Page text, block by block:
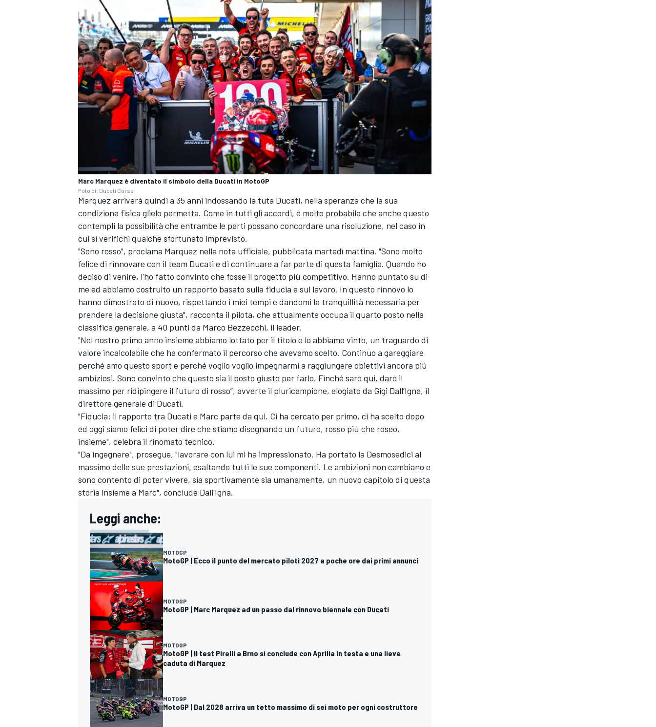
ENDURANCE/GT
RALLY
Marc Marquez è diventato il simbolo della Ducati in MotoGP
Foto di: Ducati Corse
Marquez arriverà quindi a 35 anni indossando la tuta Ducati, nella speranza che la sua
condizione fisica glielo permetta. Come in tutti gli accordi, è molto probabile che anche questo
contempli la possibilità che entrambe le parti possano concordare una risoluzione, nel caso in
cui si verifichi qualche sfortunato imprevisto.
"Sono rosso", proclama Marquez nella nota ufficiale, pubblicata martedì mattina. "Sono molto
felice di rinnovare con il team Ducati e di continuare a far parte di questa famiglia. Quando ho
deciso di venire, l'ho fatto convinto che fosse il progetto più competitivo. Hanno puntato su di
me ed abbiamo costruito un rapporto basato sulla fiducia e sul lavoro. In questo rinnovo lo
hanno dimostrato di nuovo, rispettando i miei tempi e dandomi la tranquillità necessaria per
prendere la decisione giusta", racconta il pilota, che attualmente occupa il quarto posto nella
classifica generale, a 40 punti da Marco Bezzecchi, il leader.
"Nel nostro primo anno insieme abbiamo lottato per il titolo e lo abbiamo vinto, un traguardo di
valore incalcolabile che ha confermato il percorso che avevamo scelto. Continuo a gareggiare
perché amo questo sport e perché voglio voglio impegnarmi a raggiungere obiettivi ancora più
ambiziosi. Sono convinto che questo sia il posto giusto per farlo. Finché sarò qui, darò il
massimo per ridipingere il futuro di rosso”, avverte il pluricampione, elogiato da Gigi Dall’Igna, il
direttore generale di Ducati.
"Fiducia: il rapporto tra Ducati e Marc parte da qui. Ci ha cercato per primo, ci ha scelto dopo
ed oggi siamo felici di poter dire che stiamo disegnando un futuro, rosso più che roseo,
insieme", celebra il rinomato tecnico.
"Da ingegnere", prosegue, "lavorare con lui mi ha impressionato. Ha portato la Desmosedici al
massimo delle sue prestazioni, esaltando tutti le sue componenti. Le ambizioni non cambiano e
sono contento di poter vivere, sia sportivamente sia umanamente, un nuovo capitolo di questa
storia insieme a Marc", conclude Dall'Igna.
Leggi anche:
MOTOGP
MotoGP | Ecco il punto del mercato piloti 2027 a poche ore dai primi annunci
MOTOGP
MotoGP | Marc Marquez ad un passo dal rinnovo biennale con Ducati
MOTOGP
MotoGP | Il test Pirelli a Brno si conclude con Aprilia in testa e una lieve
caduta di Marquez
MOTOGP
MotoGP | Dal 2028 arriva un tetto massimo di sei moto per ogni costruttore